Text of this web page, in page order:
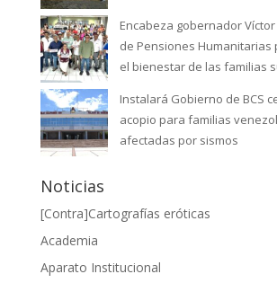
Encabeza gobernador
de Pensiones
el bienestar de las familias
Instalará Gobierno de BCS
acopio para familias
afectadas por sismos
Noticias
[Contra]Cartografías eróticas
Academia
Aparato Institucional